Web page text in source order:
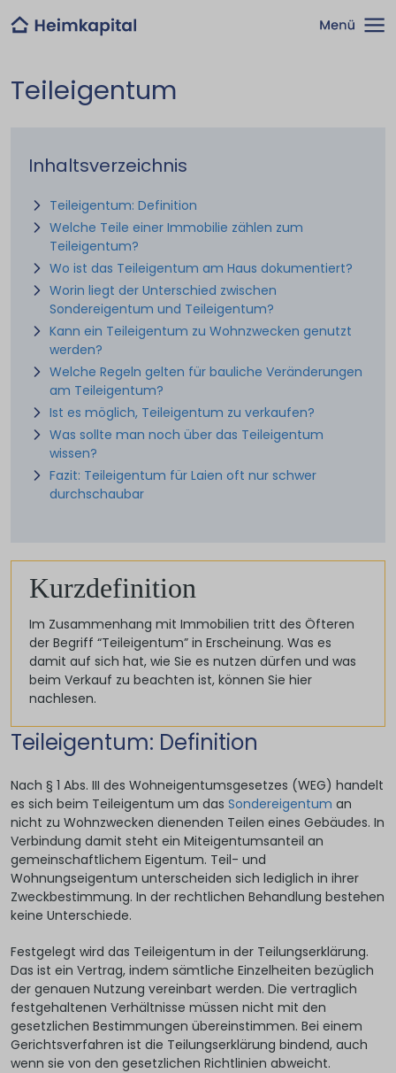
Teileigentum
Inhaltsverzeichnis
Teileigentum: Definition
Welche Teile einer Immobilie zählen zum
Teileigentum?
Wo ist das Teileigentum am Haus dokumentiert?
Worin liegt der Unterschied zwischen
Sondereigentum und Teileigentum?
Kann ein Teileigentum zu Wohnzwecken genutzt
werden?
Welche Regeln gelten für bauliche Veränderungen
am Teileigentum?
Ist es möglich, Teileigentum zu verkaufen?
Was sollte man noch über das Teileigentum
wissen?
Fazit: Teileigentum für Laien oft nur schwer
durchschaubar
Kurzdefinition
Im Zusammenhang mit Immobilien tritt des Öfteren
der Begriff “Teileigentum” in Erscheinung. Was es
damit auf sich hat, wie Sie es nutzen dürfen und was
beim Verkauf zu beachten ist, können Sie hier
nachlesen.
Teileigentum: Definition
Nach § 1 Abs. III des Wohneigentumsgesetzes (WEG) handelt
es sich beim Teileigentum um das Sondereigentum an
nicht zu Wohnzwecken dienenden Teilen eines Gebäudes. In
Verbindung damit steht ein Miteigentumsanteil an
gemeinschaftlichem Eigentum. Teil- und
Wohnungseigentum unterscheiden sich lediglich in ihrer
Zweckbestimmung. In der rechtlichen Behandlung bestehen
keine Unterschiede.
Festgelegt wird das Teileigentum in der Teilungserklärung.
Das ist ein Vertrag, indem sämtliche Einzelheiten bezüglich
der genauen Nutzung vereinbart werden. Die vertraglich
festgehaltenen Verhältnisse müssen nicht mit den
gesetzlichen Bestimmungen übereinstimmen. Bei einem
Gerichtsverfahren ist die Teilungserklärung bindend, auch
wenn sie von den gesetzlichen Richtlinien abweicht.